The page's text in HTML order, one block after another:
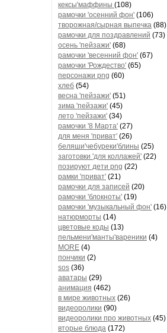
кексы'маффины (108)
рамочки 'осенний фон' (106)
творожная/сырная выпечка (88)
рамочки для поздравлений (73)
осень 'пейзажи' (68)
рамочки 'весенний фон' (67)
рамочки 'Рождество' (65)
персонажи png (60)
хлеб (54)
весна 'пейзажи' (51)
зима 'пейзажи' (45)
лето 'пейзажи' (34)
рамочки '8 Марта' (27)
для меня 'приват' (26)
беляши'чебуреки'блины (25)
заготовки 'для коллажей' (22)
позируют дети png (22)
рамки 'приват' (21)
рамочки для записей (20)
рамочки 'блокноты' (19)
рамочки 'музыкальный фон' (16)
натюрморты (14)
цветовые коды (13)
пельмени'манты'вареники (4)
MORE (4)
пончики (2)
sos (36)
аватары (29)
анимация (462)
в мире животных (26)
видеоролики (90)
видеоролики про животных (45)
вторые блюда (172)